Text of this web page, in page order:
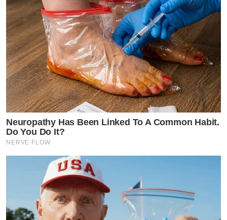
Neuropathy Has Been Linked To A Common Habit.
Do You Do It?
NERVE FLOW